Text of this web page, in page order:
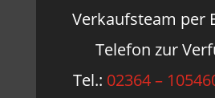
Verkaufsteam per
Telefon zur
Tel.: 02364 –